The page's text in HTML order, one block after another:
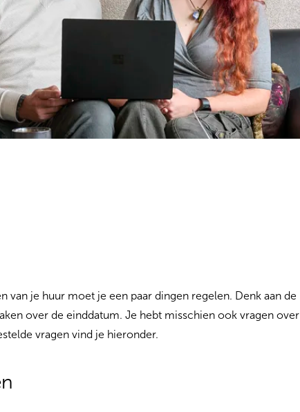
van je huur moet je een paar dingen regelen. Denk aan de
over de einddatum. Je hebt misschien ook vragen over
vragen vind je hieronder.